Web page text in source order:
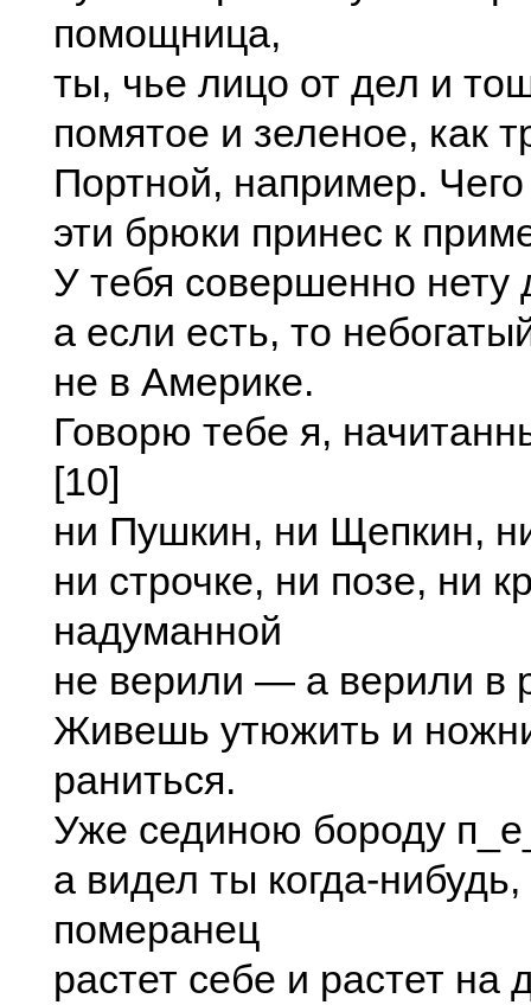
помощница,
ты, чье лицо от дел и
помятое и зеленое, как
Портной, например.
эти брюки принес к
У тебя совершенно нету
а если есть, то
не в Америке.
Говорю тебе я,
[10]
ни Пушкин, ни Щепкин,
ни строчке, ни позе, ни
надуманной
не верили — а верили в
Живешь утюжить и
раниться.
Уже сединою бороду
а видел ты когда-нибудь,
померанец
растет себе и растет на